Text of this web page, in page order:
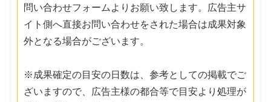
問い合わせフォームよりお願い致します。広告主サ
イト側へ直接お問い合わせをされた場合は成果対象
外となる場合がございます。
※成果確定の目安の日数は、参考としての掲載でご
ざいますので、広告主様の都合等で目安より処理が